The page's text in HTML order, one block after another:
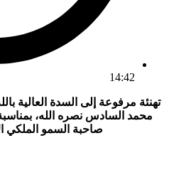
14:42
تهنئة مرفوعة إلى السدة العالية
محمد السادس نصره الله،
صاحبة السمو الملكي